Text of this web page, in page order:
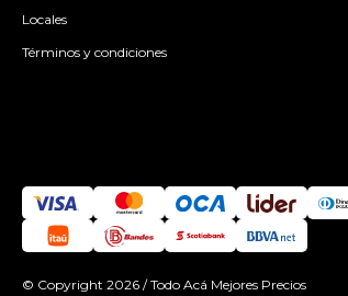
Locales
Términos y condiciones
© Copyright 2026 / Todo Acá Mejores Precios